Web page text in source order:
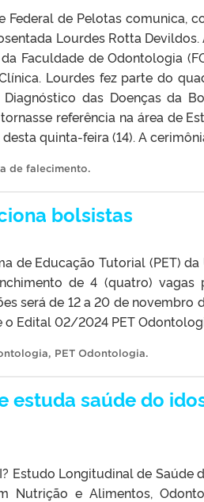
Federal de Pelotas comunica,
Lourdes Rotta
Faculdade de Odontologia
Lourdes fez parte do
das Doenças da
referência na área de
quinta-feira (14). A
de falecimento.
bolsistas
de Educação Tutorial (PET)
de 4 (quatro) vagas
será de 12 a 20 de novembro
o Edital 02/2024 PET
, PET Odontologia.
estuda saúde do
Estudo Longitudinal de Saúde
Nutrição e Alimentos,